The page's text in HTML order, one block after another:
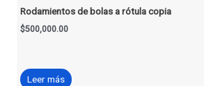
Rodamientos de bolas a rótula copia
$500,000.00
Leer más